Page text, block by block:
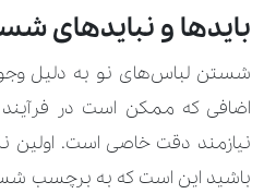
بایدها و نبایدهای
شستن لباس‌های نو به دلیل
اضافی که ممکن است در فرآیند
نیازمند دقت خاصی است. اولین
باشید این است که به برچسب